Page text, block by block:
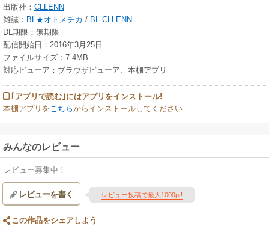
出版社： CLLENN
雑誌： BL★オトメチカ / BL CLLENN
DL期限：無期限
配信開始日：2016年3月25日
ファイルサイズ：7.4MB
対応ビューア：ブラウザビューア、本棚アプリ
｢アプリで読む｣にはアプリをインストール!
本棚アプリをこちらからインストールしてください
みんなのレビュー
レビュー募集中！
レビューを書く レビュー投稿で最大1000pt!
この作品をシェアしよう